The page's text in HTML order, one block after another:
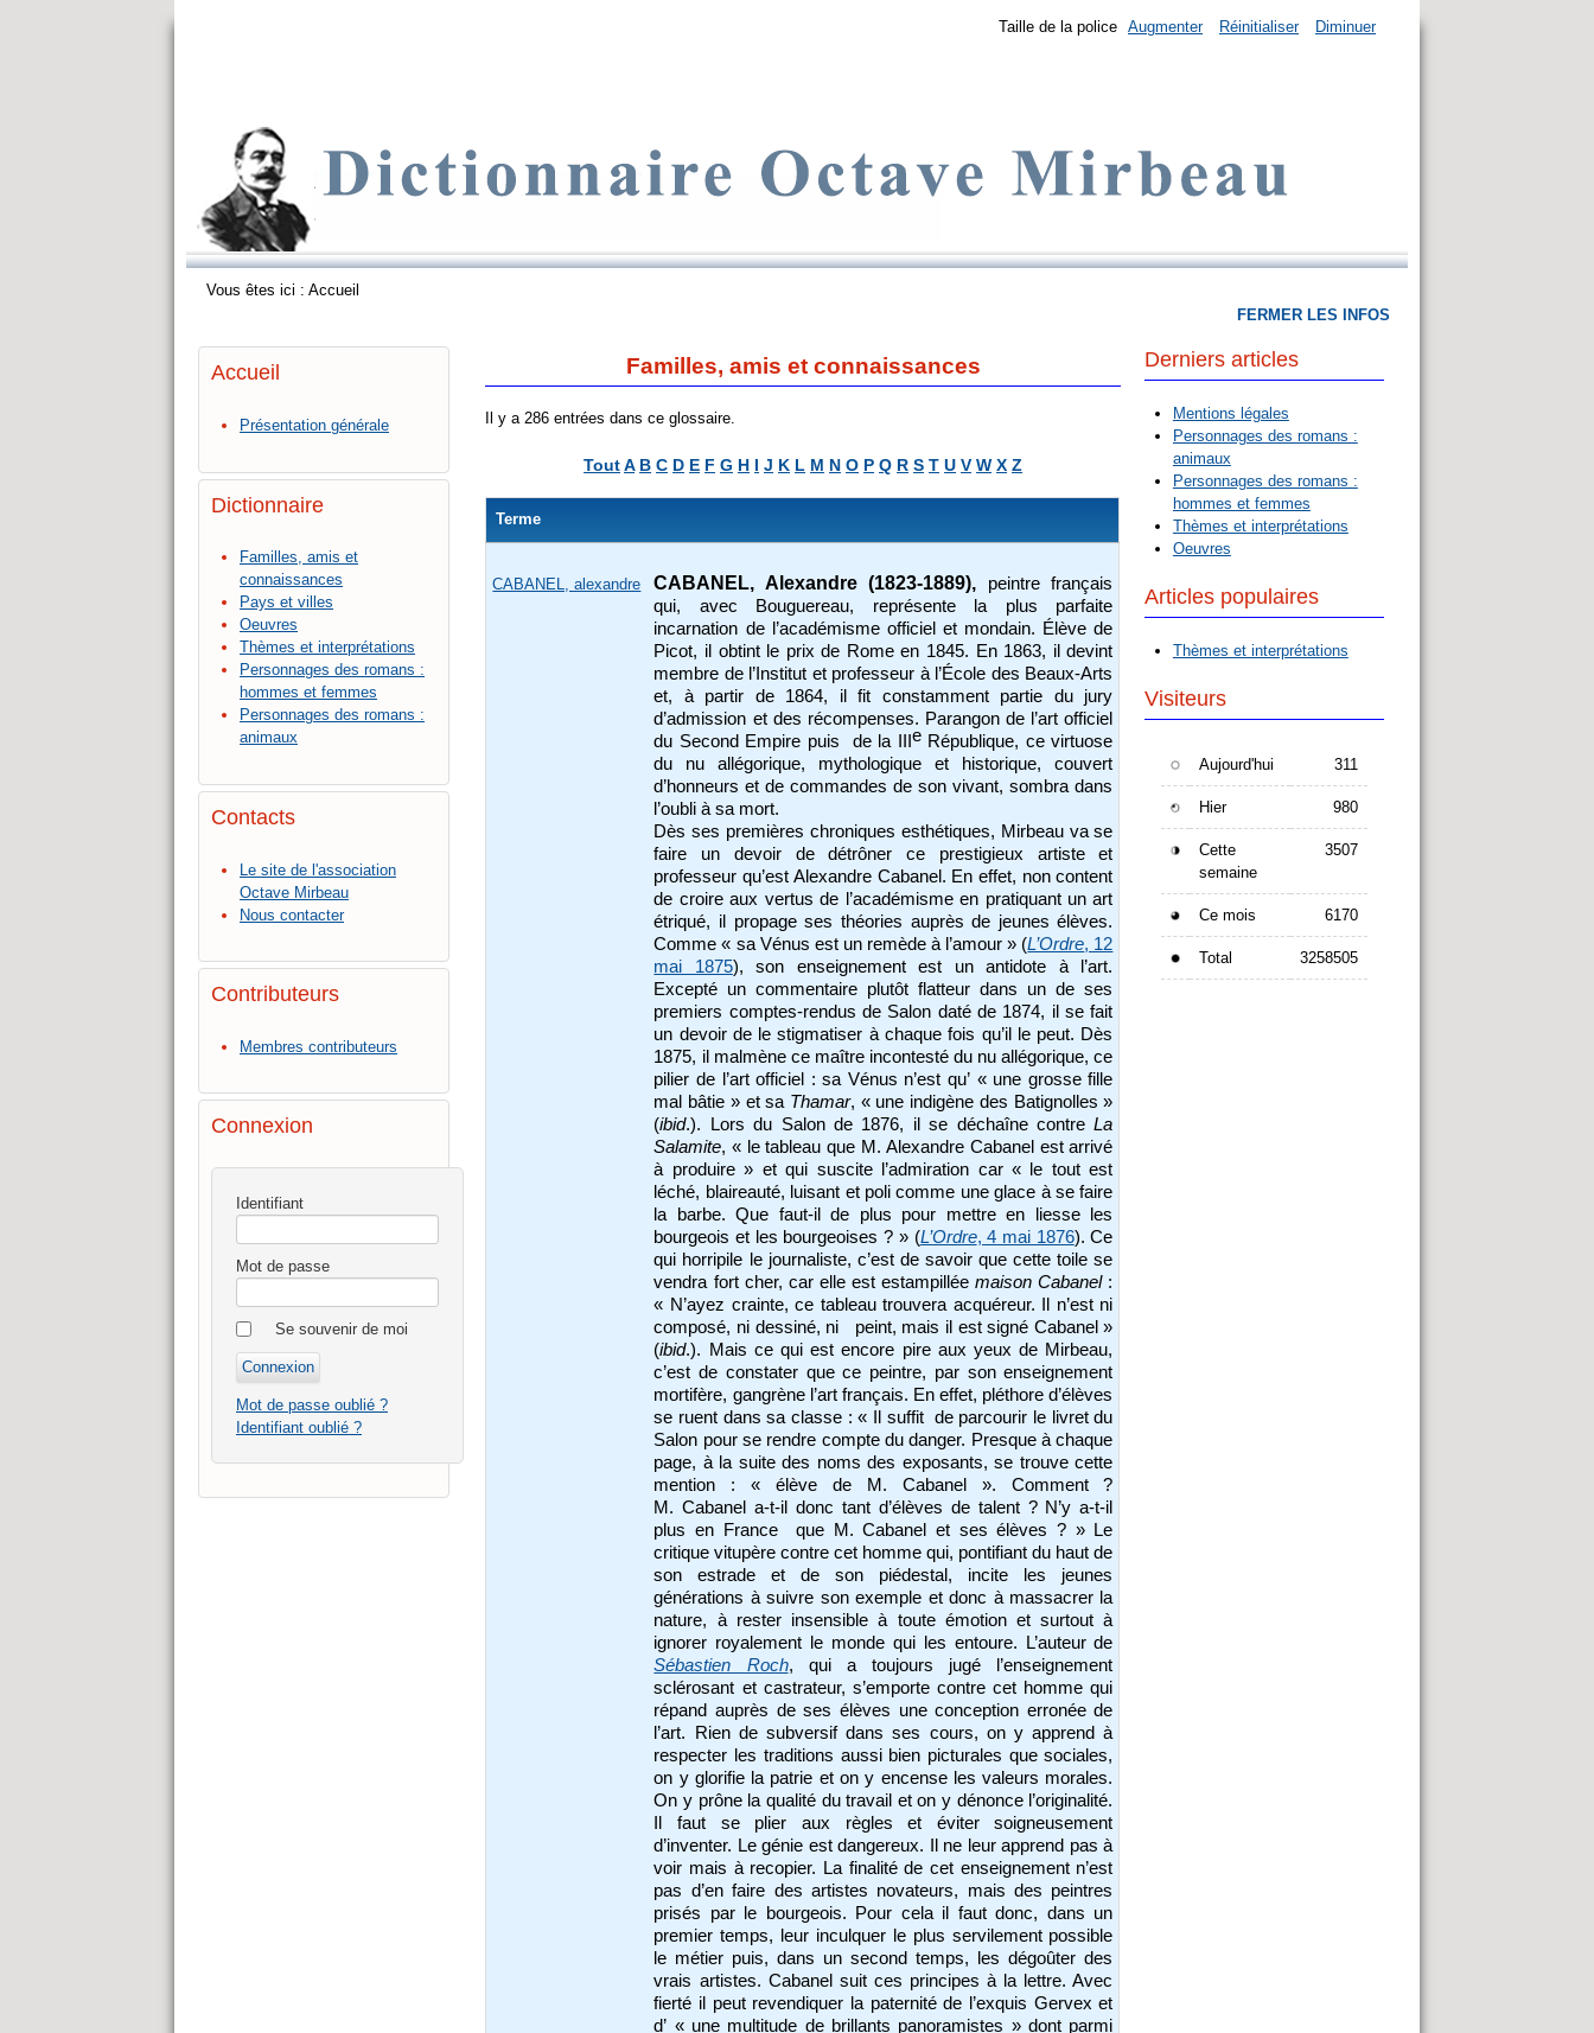
Taille de la police Augmenter Réinitialiser Diminuer
Vous êtes ici : Accueil
Accueil
Présentation générale
Dictionnaire
Familles, amis et
connaissances
Pays et villes
Oeuvres
Thèmes et interprétations
Personnages des romans :
hommes et femmes
Personnages des romans :
animaux
Contacts
Le site de l'association
Octave Mirbeau
Nous contacter
Contributeurs
Membres contributeurs
Connexion
Identifiant
Mot de passe
Se souvenir de moi
Mot de passe oublié ?
Identifiant oublié ?
Familles, amis et connaissances
Il y a 286 entrées dans ce glossaire.
ToutA B C D E F G H I J K L M N O P Q R S T U V W X Z
Terme
CABANEL, alexandre CABANEL, Alexandre (1823-1889),
peintre français
qui, avec Bouguereau, représente la plus parfaite
incarnation de l’académisme officiel et mondain. Élève de
Picot, il obtint le prix de Rome en 1845. En 1863, il devint
membre de l’Institut et professeur à l’École des Beaux-Arts
et, à partir de 1864, il fit constamment partie du jury
d’admission et des récompenses. Parangon de l’art officiel
du Second Empire puis de la III eRépublique, ce virtuose
du nu allégorique, mythologique et historique, couvert
d’honneurs et de commandes de son vivant, sombra dans
l’oubli à sa mort.
Dès ses premières chroniques esthétiques, Mirbeau va se
faire un devoir de détrôner ce prestigieux artiste et
professeur qu’est Alexandre Cabanel. En effet, non content
de croire aux vertus de l’académisme en pratiquant un art
étriqué, il propage ses théories auprès de jeunes élèves.
Comme « sa Vénus est un remède à l’amour » (L’Ordre, 12
mai 1875), son enseignement est un antidote à l’art.
Excepté un commentaire plutôt flatteur dans un de ses
premiers comptes-rendus de Salon daté de 1874, il se fait
un devoir de le stigmatiser à chaque fois qu’il le peut. Dès
1875, il malmène ce maître incontesté du nu allégorique, ce
pilier de l’art officiel : sa Vénus n’est qu’ « une grosse fille
mal bâtie » et sa Thamar, « une indigène des Batignolles »
(ibid.). Lors du Salon de 1876, il se déchaîne contreLa
Salamite, « le tableau que M. Alexandre Cabanel est arrivé
à produire » et qui suscite l’admiration car « le tout est
léché, blaireauté, luisant et poli comme une glace à se faire
la barbe. Que faut-il de plus pour mettre en liesse les
bourgeois et les bourgeoises ? » (L’Ordre, 4 mai 1876). Ce
qui horripile le journaliste, c’est de savoir que cette toile se
vendra fort cher, car elle est estampilléemaison Cabanel:
« N’ayez crainte, ce tableau trouvera acquéreur. Il n’est ni
composé, ni dessiné, ni peint, mais il est signé Cabanel »
(ibid.). Mais ce qui est encore pire aux yeux de Mirbeau,
c’est de constater que ce peintre, par son enseignement
mortifère, gangrène l’art français. En effet, pléthore d’élèves
se ruent dans sa classe : « Il suffit de parcourir le livret du
Salon pour se rendre compte du danger. Presque à chaque
page, à la suite des noms des exposants, se trouve cette
mention : « élève de M. Cabanel ». Comment ?
M. Cabanel a-t-il donc tant d’élèves de talent ? N’y a-t-il
plus en France que M. Cabanel et ses élèves ? » Le
critique vitupère contre cet homme qui, pontifiant du haut de
son estrade et de son piédestal, incite les jeunes
générations à suivre son exemple et donc à massacrer la
nature, à rester insensible à toute émotion et surtout à
ignorer royalement le monde qui les entoure. L’auteur de
Sébastien Roch, qui a toujours jugé l’enseignement
sclérosant et castrateur, s’emporte contre cet homme qui
répand auprès de ses élèves une conception erronée de
l’art. Rien de subversif dans ses cours, on y apprend à
respecter les traditions aussi bien picturales que sociales,
on y glorifie la patrie et on y encense les valeurs morales.
On y prône la qualité du travail et on y dénonce l’originalité.
Il faut se plier aux règles et éviter soigneusement
d’inventer. Le génie est dangereux. Il ne leur apprend pas à
voir mais à recopier. La finalité de cet enseignement n’est
pas d’en faire des artistes novateurs, mais des peintres
prisés par le bourgeois. Pour cela il faut donc, dans un
premier temps, leur inculquer le plus servilement possible
le métier puis, dans un second temps, les dégoûter des
vrais artistes. Cabanel suit ces principes à la lettre. Avec
fierté il peut revendiquer la paternité de l’exquis Gervex et
d’ « une multitude de brillants panoramistes » dont parmi
FERMER LES INFOS
Derniers articles
Mentions légales
Personnages des romans :
animaux
Personnages des romans :
hommes et femmes
Thèmes et interprétations
Oeuvres
Articles populaires
Thèmes et interprétations
Visiteurs
Aujourd'hui 311
Hier 980
Cette
semaine
3507
Ce mois 6170
Total 3258505